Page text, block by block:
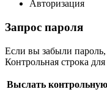
Авторизация
Запрос пароля
Если вы забыли
Контрольная строка
Выслать